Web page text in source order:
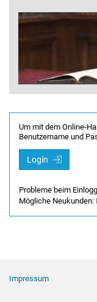
Um mit dem Online-
Benutzername und
Login
Probleme beim
Mögliche Neukunden:
Impressum